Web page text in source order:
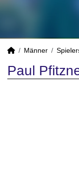
Männer
Paul